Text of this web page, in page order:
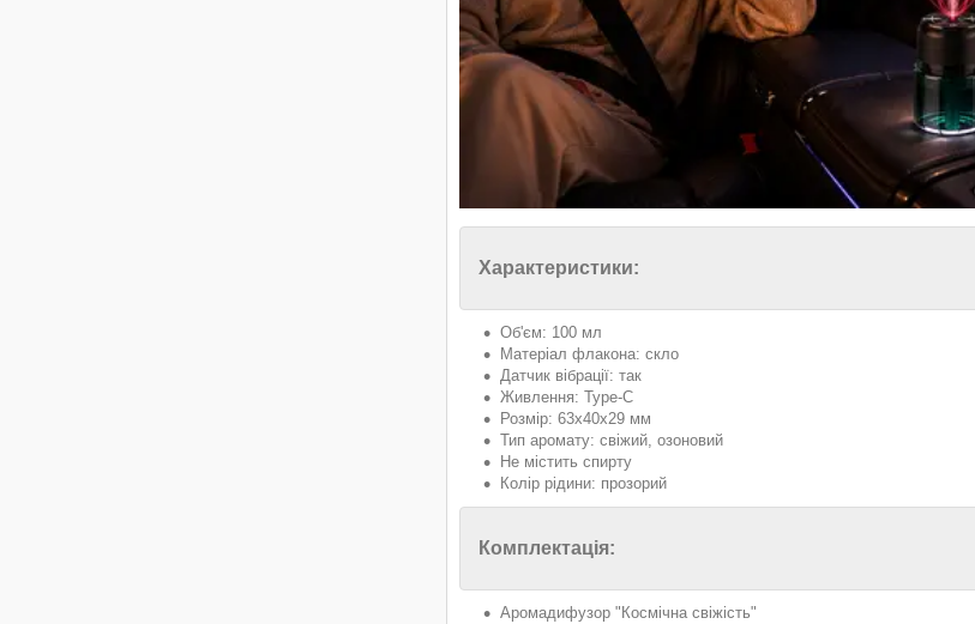
Характеристики:
Об'єм: 100 мл
Матеріал флакона: скло
Датчик вібрації: так
Живлення: Type-C
Розмір: 63х40х29 мм
Тип аромату: свіжий, озоновий
Не містить спирту
Колір рідини: прозорий
Комплектація:
Аромадифузор "Космічна свіжість"